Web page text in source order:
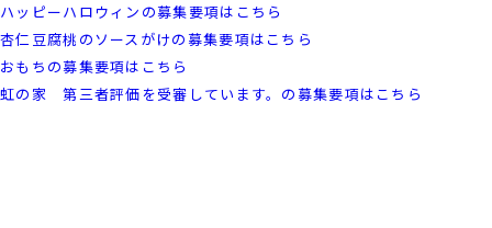
ハッピーハロウィンの募集要項はこちら
杏仁豆腐桃のソースがけの募集要項はこちら
おもちの募集要項はこちら
虹の家 第三者評価を受審しています。の募集要項はこちら